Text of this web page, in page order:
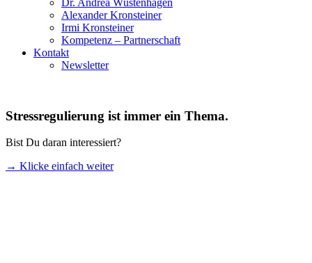
Alexander Kronsteiner
Irmi Kronsteiner
Kompetenz – Partnerschaft
Kontakt
Newsletter
Stressregulierung ist immer ein Thema.
Bist Du daran interessiert?
→ Klicke einfach weiter